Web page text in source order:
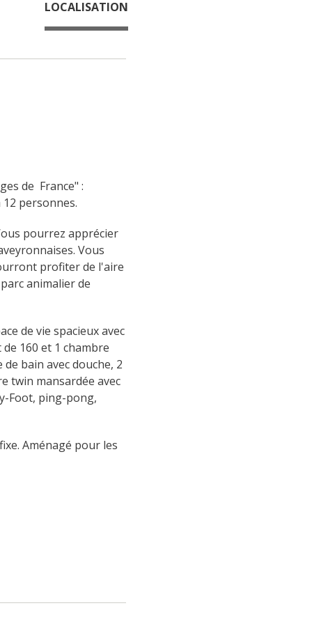
LOCALISATION
de  France" :
personnes.
pourrez apprécier
Vous
profiter de l'aire
animalier de
de vie spacieux avec
160 et 1 chambre
bain avec douche, 2
twin mansardée avec
Foot, ping-pong,
Aménagé pour les